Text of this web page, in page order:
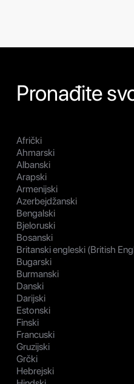
Pronađite
Afrički
Ahmarski
Albanski
Arapski
Armenijski
Azerbejdžanski
Bengalski
Bjeloruski
Bosanski
Britanski engleski (British
Bugarski
Burmanski
Danski
Darijski
Estonski
Finski
Francuski
Gruzijski
Grčki
Hebrejski